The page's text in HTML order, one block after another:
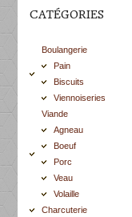
CATÉGORIES
Boulangerie
Pain
Biscuits
Viennoiseries
Viande
Agneau
Boeuf
Porc
Veau
Volaille
Charcuterie